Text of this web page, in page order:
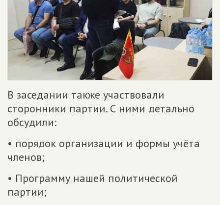
В заседании также участвовали
сторонники партии. С ними детально
обсудили:
• порядок организации и формы учёта
членов;
• Программу нашей политической
партии;